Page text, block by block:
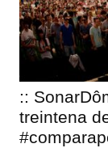
::
treintena